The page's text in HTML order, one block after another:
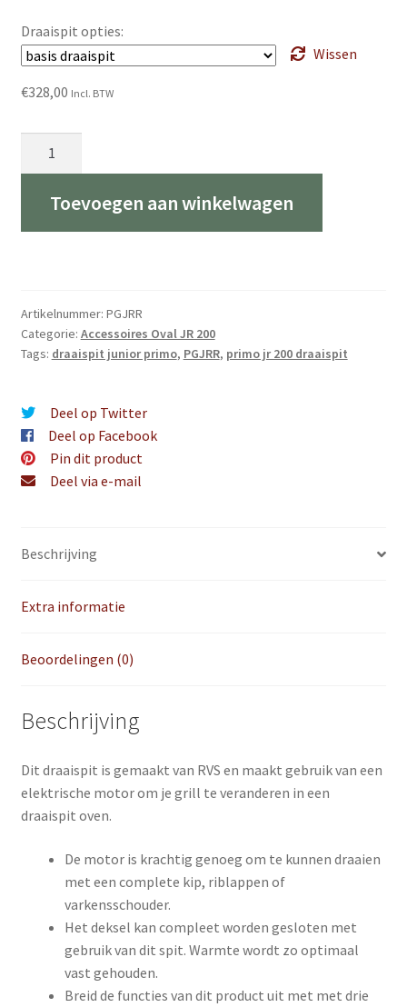
Draaispit opties:
Wissen
€328,00 Incl. BTW
JR
Toevoegen aan winkelwagen
Artikelnummer: PGJRR
Categorie: Accessoires Oval JR 200
Tags: draaispit junior primo, PGJRR, primo jr 200 draaispit
Deel op Twitter
Deel op Facebook
Pin dit product
Deel via e-mail
Beschrijving
Extra informatie
Beoordelingen (0)
Beschrijving
Dit draaispit is gemaakt van RVS en maakt gebruik van een
elektrische motor om je grill te veranderen in een
draaispit oven.
De motor is krachtig genoeg om te kunnen draaien
met een complete kip, riblappen of
varkensschouder.
Het deksel kan compleet worden gesloten met
gebruik van dit spit. Warmte wordt zo optimaal
vast gehouden.
Breid de functies van dit product uit met met drie